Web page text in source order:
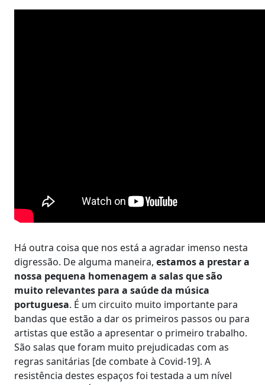
Há outra coisa que nos está a agradar imenso nesta
digressão. De alguma maneira, estamos a prestar a
nossa pequena homenagem a salas que são
muito relevantes para a saúde da música
portuguesa. É um circuito muito importante para
bandas que estão a dar os primeiros passos ou para
artistas que estão a apresentar o primeiro trabalho.
São salas que foram muito prejudicadas com as
regras sanitárias [de combate à Covid-19]. A
resistência destes espaços foi testada a um nível